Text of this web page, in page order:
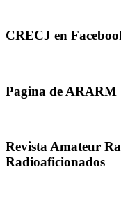
CRECJ en
Pagina de ARARM
Revista Amateur
Radioaficionados